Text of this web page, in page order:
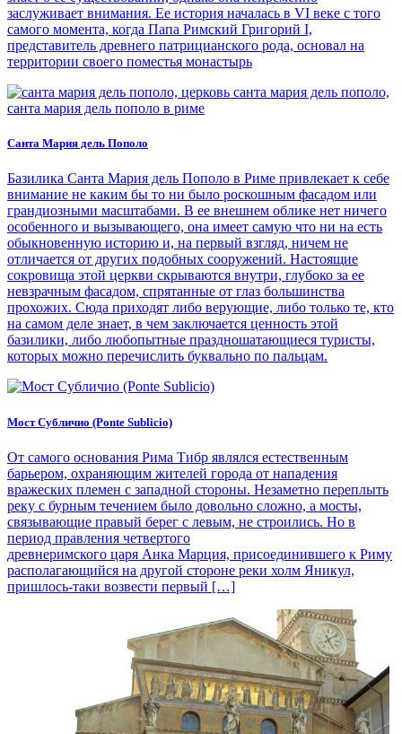
заслуживает внимания. Ее история началась в VI веке с того
самого момента, когда Папа Римский Григорий I,
представитель древнего патрицианского рода, основал на
территории своего поместья монастырь
Санта Мария дель Пополо
Базилика Санта Мария дель Пополо в Риме привлекает к себе
внимание не каким бы то ни было роскошным фасадом или
грандиозными масштабами. В ее внешнем облике нет ничего
особенного и вызывающего, она имеет самую что ни на есть
обыкновенную историю и, на первый взгляд, ничем не
отличается от других подобных сооружений. Настоящие
сокровища этой церкви скрываются внутри, глубоко за ее
невзрачным фасадом, спрятанные от глаз большинства
прохожих. Сюда приходят либо верующие, либо только те, кто
на самом деле знает, в чем заключается ценность этой
базилики, либо любопытные праздношатающиеся туристы,
которых можно перечислить буквально по пальцам.
Мост Субличио (Ponte Sublicio)
От самого основания Рима Тибр являлся естественным
барьером, охраняющим жителей города от нападения
вражеских племен с западной стороны. Незаметно переплыть
реку с бурным течением было довольно сложно, а мосты,
связывающие правый берег с левым, не строились. Но в
период правления четвертого
древнеримского царя Анка Марция, присоединившего к Риму
располагающийся на другой стороне реки холм Яникул,
пришлось-таки возвести первый […]